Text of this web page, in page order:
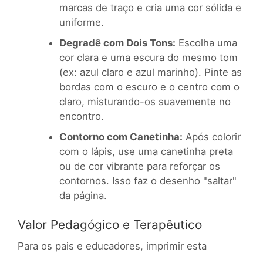
marcas de traço e cria uma cor sólida e
uniforme.
Degradê com Dois Tons: Escolha uma
cor clara e uma escura do mesmo tom
(ex: azul claro e azul marinho). Pinte as
bordas com o escuro e o centro com o
claro, misturando-os suavemente no
encontro.
Contorno com Canetinha: Após colorir
com o lápis, use uma canetinha preta
ou de cor vibrante para reforçar os
contornos. Isso faz o desenho "saltar"
da página.
Valor Pedagógico e Terapêutico
Para os pais e educadores, imprimir esta